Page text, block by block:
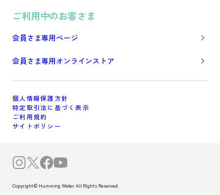
ご利用中のお客さま
会員さま専用ページ
会員さま専用オンラインストア
個人情報保護方針
特定取引法に基づく表示
ご利用規約
サイトポリシー
Copyright© Humming Water All Rights Reserved.